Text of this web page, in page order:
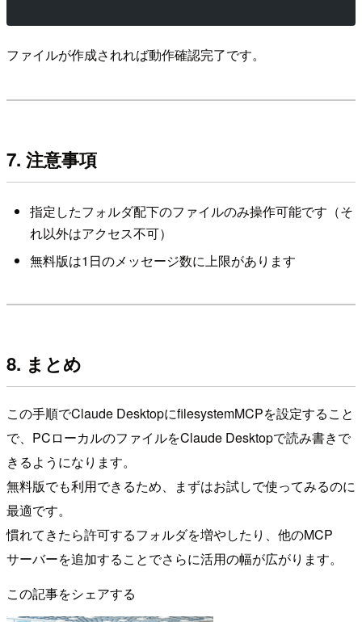
ファイルが作成されれば動作確認完了です。
7. 注意事項
指定したフォルダ配下のファイルのみ操作可能です（そ
れ以外はアクセス不可）
無料版は1日のメッセージ数に上限があります
8. まとめ
この手順でClaude DesktopにfilesystemMCPを設定すること
で、PCローカルのファイルをClaude Desktopで読み書きで
きるようになります。
無料版でも利用できるため、まずはお試しで使ってみるのに
最適です。
慣れてきたら許可するフォルダを増やしたり、他のMCP
サーバーを追加することでさらに活用の幅が広がります。
この記事をシェアする